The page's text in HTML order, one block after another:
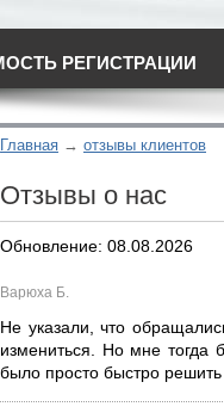
РЕГИСТРАЦИИ
Главная отзывы клиентов
Отзывы о нас
Обновление: 08.08.2026
Варюха Б.
Не указали, что
измениться. Но мне тогда
было просто быстро